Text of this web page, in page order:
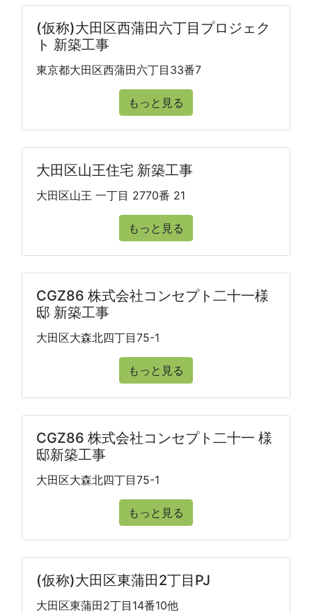
(仮称)大田区西蒲田六丁目プロジェク
ト 新築工事
東京都大田区西蒲田六丁目33番7
もっと見る
大田区山王住宅 新築工事
大田区山王 一丁目 2770番 21
もっと見る
CGZ86 株式会社コンセプト二十一様
邸 新築工事
大田区大森北四丁目75-1
もっと見る
CGZ86 株式会社コンセプト二十一 様
邸新築工事
大田区大森北四丁目75-1
もっと見る
(仮称)大田区東蒲田2丁目PJ
大田区東蒲田2丁目14番10他